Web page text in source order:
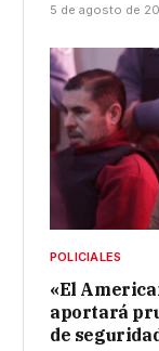
5 de agosto de
POLICIALES
«El
aportará
de